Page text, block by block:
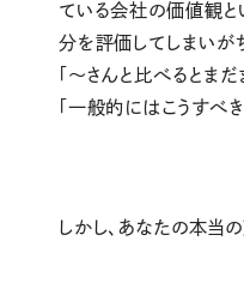
ている会社の価値観と
分を評価してしまいが
「〜さんと比べるとま
「一般的にはこうすべき
しかし、あなたの本当